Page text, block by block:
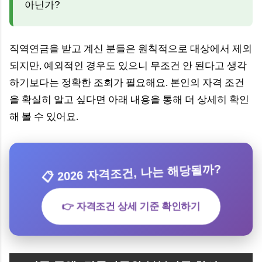
아닌가?
직역연금을 받고 계신 분들은 원칙적으로 대상에서 제외
되지만, 예외적인 경우도 있으니 무조건 안 된다고 생각
하기보다는 정확한 조회가 필요해요. 본인의 자격 조건
을 확실히 알고 싶다면 아래 내용을 통해 더 상세히 확인
해 볼 수 있어요.
📋 2026 자격조건, 나는 해당될까?
👉 자격조건 상세 기준 확인하기